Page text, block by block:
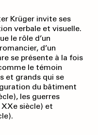
Krüger invite ses
verbale et visuelle.
le rôle d’un
d’un
se présente à la fois
le témoin
et grands qui se
du bâtiment
les guerres
siècle) et